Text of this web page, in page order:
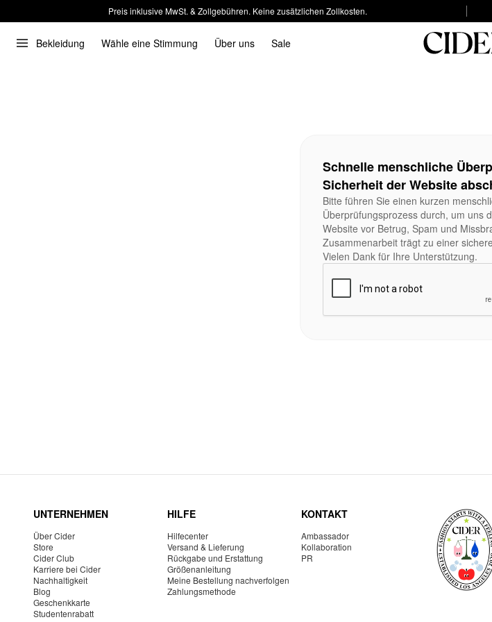
Preis inklusive MwSt. & Zollgebühren. Keine zusätzlichen Zollkosten.
Bekleidung Wähle eine Stimmung Über uns Sale
Schnelle menschliche
Sicherheit der Website
Bitte führen Sie einen kurzen
Überprüfungsprozess durch, um uns
Website vor Betrug, Spam und
Zusammenarbeit trägt zu einer
Vielen Dank für Ihre Unterstützung.
UNTERNEHMEN
Über Cider
Store
Cider Club
Karriere bei Cider
Nachhaltigkeit
Blog
Geschenkkarte
Studentenrabatt
HILFE
Hilfecenter
Versand & Lieferung
Rückgabe und Erstattung
Größenanleitung
Meine Bestellung nachverfolgen
Zahlungsmethode
KONTAKT
Ambassador
Kollaboration
PR